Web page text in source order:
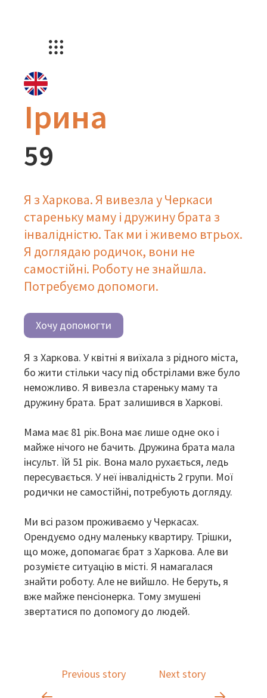
Ірина
59
Я з Харкова. Я вивезла у Черкаси
стареньку маму і дружину брата з
інвалідністю. Так ми і живемо втрьох.
Я доглядаю родичок, вони не
самостійні. Роботу не знайшла.
Потребуємо допомоги.
Хочу допомогти
Я з Харкова. У квітні я виїхала з рідного міста,
бо жити стільки часу під обстрілами вже було
неможливо. Я вивезла стареньку маму та
дружину брата. Брат залишився в Харкові.
Мама має 81 рік.Вона має лише одне око і
майже нічого не бачить. Дружина брата мала
інсульт. Їй 51 рік. Вона мало рухається, ледь
пересувається. У неї інвалідність 2 групи. Мої
родички не самостійні, потребують догляду.
Ми всі разом проживаємо у Черкасах.
Орендуємо одну маленьку квартиру. Трішки,
що може, допомагає брат з Харкова. Але ви
розумієте ситуацію в місті. Я намагалася
знайти роботу. Але не вийшло. Не беруть, я
вже майже пенсіонерка. Тому змушені
звертатися по допомогу до людей.
Previous story Next story